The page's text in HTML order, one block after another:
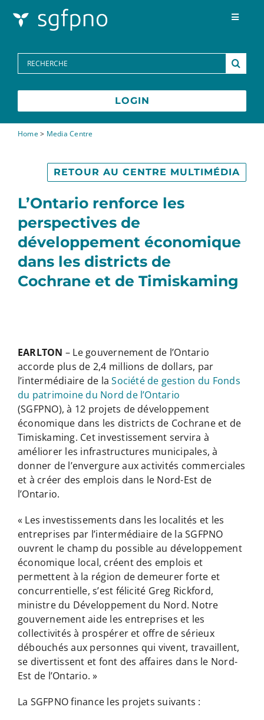
Toggle
FAQs
Contactez-nous
Search
for:
LOGIN
Home> Media Centre
L’Ontario renforce les
perspectives de
développement économique
dans les districts de
Cochrane et de Timiskaming
RETOUR AU CENTRE MULTIMÉDIA
EARLTON – Le gouvernement de l’Ontario
accorde plus de 2,4 millions de dollars, par
l’intermédiaire de laSociété de gestion du Fonds
du patrimoine du Nord de l’Ontario
(SGFPNO), à 12 projets de développement
économique dans les districts de Cochrane et de
Timiskaming. Cet investissement servira à
améliorer les infrastructures municipales, à
donner de l’envergure aux activités commerciales
et à créer des emplois dans le Nord-Est de
l’Ontario.
« Les investissements dans les localités et les
entreprises par l’intermédiaire de la SGFPNO
ouvrent le champ du possible au développement
économique local, créent des emplois et
permettent à la région de demeurer forte et
concurrentielle, s’est félicité Greg Rickford,
ministre du Développement du Nord. Notre
gouvernement aide les entreprises et les
collectivités à prospérer et offre de sérieux
débouchés aux personnes qui vivent, travaillent,
se divertissent et font des affaires dans le Nord-
Est de l’Ontario. »
La SGFPNO finance les projets suivants :